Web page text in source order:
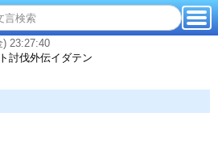
) 23:27:40
討伐外伝イダテン